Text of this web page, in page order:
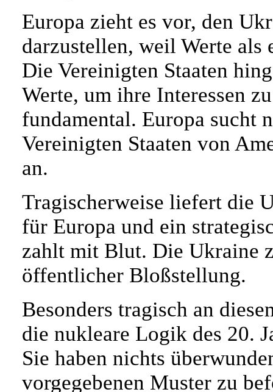
Europa zieht es vor, den
darzustellen, weil Werte als
Die Vereinigten Staaten
Werte, um ihre Interessen
fundamental. Europa sucht
Vereinigten Staaten von
an.
Tragischerweise liefert die
für Europa und ein
zahlt mit Blut. Die Ukraine
öffentlicher Bloßstellung.
Besonders tragisch an
die nukleare Logik des 20.
Sie haben nichts
vorgegebenen Muster zu